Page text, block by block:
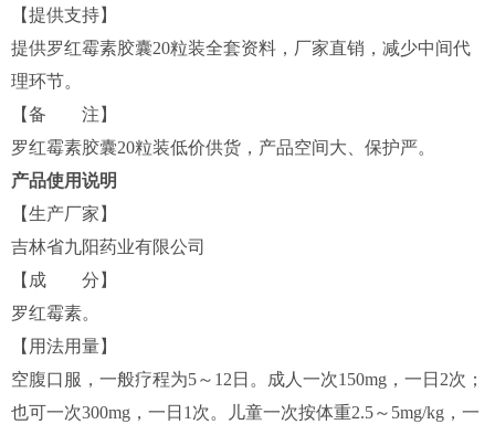
【提供支持】
提供罗红霉素胶囊20粒装全套资料，厂家直销，减少中间代
理环节。
【备 注】
罗红霉素胶囊20粒装低价供货，产品空间大、保护严。
产品使用说明
【生产厂家】
吉林省九阳药业有限公司
【成 分】
罗红霉素。
【用法用量】
空腹口服，一般疗程为5～12日。成人一次150mg，一日2次；
也可一次300mg，一日1次。儿童一次按体重2.5～5mg/kg，一